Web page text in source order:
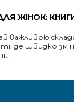
ЖІНОК:
важливою
де швидко